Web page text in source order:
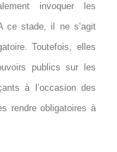
invoquer les
ce stade, il ne s’agit
Toutefois, elles
publics sur les
à l’occasion des
rendre obligatoires à